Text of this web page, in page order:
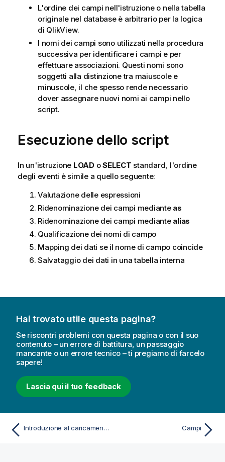
L'ordine dei campi nell'istruzione o nella tabella
originale nel database è arbitrario per la logica
di QlikView.
I nomi dei campi sono utilizzati nella procedura
successiva per identificare i campi e per
effettuare associazioni. Questi nomi sono
soggetti alla distinzione tra maiuscole e
minuscole, il che spesso rende necessario
dover assegnare nuovi nomi ai campi nello
script.
Esecuzione dello script
In un'istruzione LOADoSELECT standard, l'ordine
degli eventi è simile a quello seguente:
Valutazione delle espressioni
Ridenominazione dei campi mediante as
Ridenominazione dei campi mediante alias
Qualificazione dei nomi di campo
Mapping dei dati se il nome di campo coincide
Salvataggio dei dati in una tabella interna
Hai trovato utile questa pagina?
Se riscontri problemi con questa pagina o con il suo
contenuto – un errore di battitura, un passaggio
mancante o un errore tecnico – ti pregiamo di farcelo
sapere!
Lascia qui il tuo feedback
Introduzione al caricamento dei dati Campi